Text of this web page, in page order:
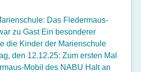
Das Fledermaus-
zu Gast Ein besonderer
die Kinder der Marienschule
den 12.12.25: Zum ersten Mal
Mobil des NABU Halt an